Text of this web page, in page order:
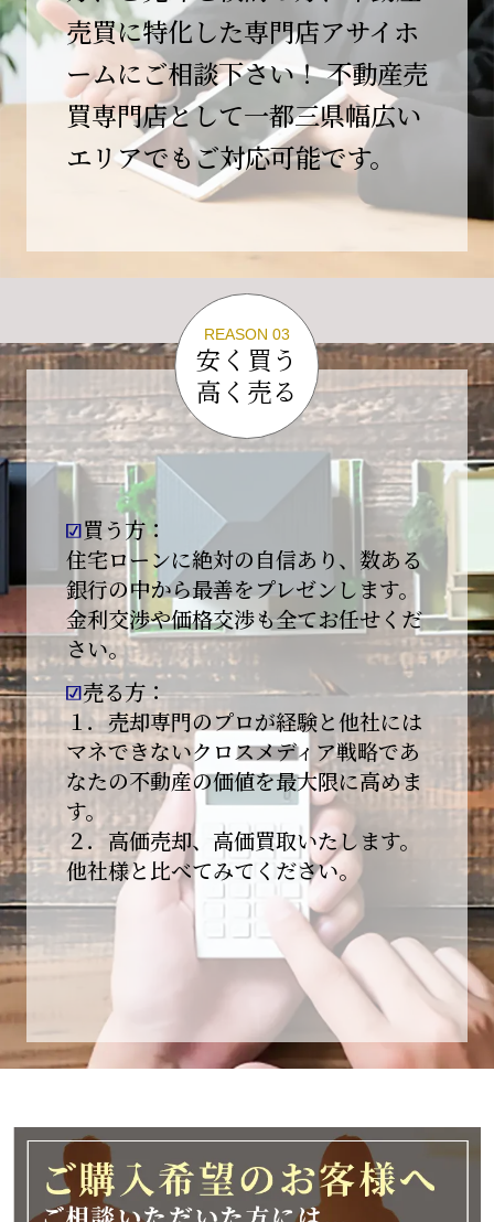
この節目を無事に迎えることができましたの
は、日頃よりご愛顧いただいているお客様、お
力添えをいただいている取引先の皆様、そして
支えてくださったすべての関係者の皆様のおか
げであり、心より深く感謝申し上げます。
10年という年月の中で、多くのご縁と学びをい
ただき、今日の当社があります。
しかしながら、10周年は通過点にすぎません。
る企業へと成長してまいります。
変化の激しい時代だからこそ、初心を忘れず、
挑戦を続け、社会に必要とされる存在であり続
けることをお約束いたします。
今後とも変わらぬご支援、ご指導を賜りますよ
う、何卒よろしくお願い申し上げます。
2026-01-09
【新年あけましておめでとうございます】
本日より始業いたしました。
昨年は多くのご縁とご支援をいただき、心より
感謝申し上げます。
本年も地域に根ざし、誠実な仕事を積み重ねて
参ります。
引き続きどうぞよろしくお願いいたします。
2025-12-20
【年末年始休業のお知らせ】
平素は格別のご愛顧を賜り、誠にありがとうご
下記期間を年末年始休業とさせて頂きます。
2025年12月25日(木)～2026年1月8日(木)
2026年1月9日(金)以降、順次対応させて頂きま
す。
ご不便をおかけいたしますが、何卒ご理解の程
売買に特化した専門店アサイホ
ームにご相談下さい！ 不動産売
買専門店として一都三県幅広い
エリアでもご対応可能です。
REASON 03
安く買う
高く売る
買う方：
住宅ローンに絶対の自信あり、数ある
銀行の中から最善をプレゼンします。
金利交渉や価格交渉も全てお任せくだ
さい。
売る方：
１．売却専門のプロが経験と他社には
マネできないクロスメディア戦略であ
なたの不動産の価値を最大限に高めま
す。
２．高価売却、高価買取いたします。
他社様と比べてみてください。